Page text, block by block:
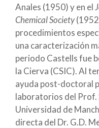
Anales (1950) y en el
Chemical Society
procedimientos
una caracterización
periodo Castells fue
la Cierva (CSIC). Al
ayuda post-doctoral
laboratorios del Prof.
Universidad de
directa del Dr. G.D.